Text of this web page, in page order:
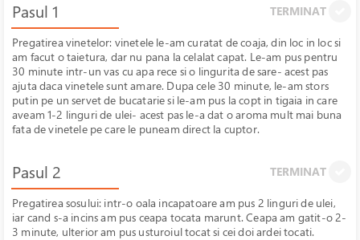
Pasul 1 TERMINAT
Pregatirea vinetelor: vinetele le-am curatat de coaja, din loc in loc si
am facut o taietura, dar nu pana la celalat capat. Le-am pus pentru
30 minute intr-un vas cu apa rece si o lingurita de sare- acest pas
ajuta daca vinetele sunt amare. Dupa cele 30 minute, le-am stors
putin pe un servet de bucatarie si le-am pus la copt in tigaia in care
aveam 1-2 linguri de ulei- acest pas le-a dat o aroma mult mai buna
fata de vinetele pe care le puneam direct la cuptor.
Pasul 2 TERMINAT
Pregatirea sosului: intr-o oala incapatoare am pus 2 linguri de ulei,
iar cand s-a incins am pus ceapa tocata marunt. Ceapa am gatit-o 2-
3 minute, ulterior am pus usturoiul tocat si cei doi ardei tocati.